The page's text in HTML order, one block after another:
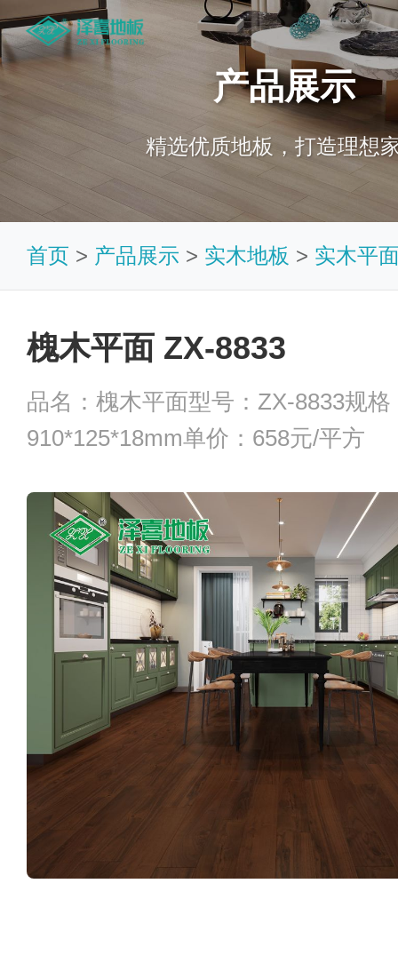
产品展示
精选优质地板，打造理想
首页 > 产品展示 > 实木地板 > 实木平
槐木平面 ZX-8833
品名：槐木平面型号：ZX-8833规格
910*125*18mm单价：658元/平方